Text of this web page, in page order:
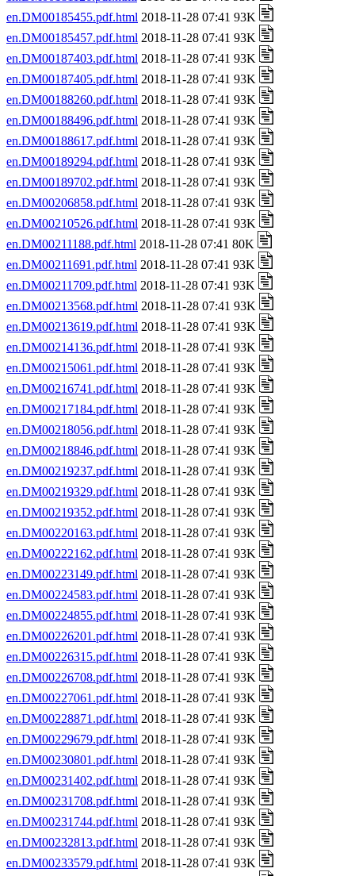
en.DM00185455.pdf.html 2018-11-28 07:41 93K
en.DM00185457.pdf.html 2018-11-28 07:41 93K
en.DM00187403.pdf.html 2018-11-28 07:41 93K
en.DM00187405.pdf.html 2018-11-28 07:41 93K
en.DM00188260.pdf.html 2018-11-28 07:41 93K
en.DM00188496.pdf.html 2018-11-28 07:41 93K
en.DM00188617.pdf.html 2018-11-28 07:41 93K
en.DM00189294.pdf.html 2018-11-28 07:41 93K
en.DM00189702.pdf.html 2018-11-28 07:41 93K
en.DM00206858.pdf.html 2018-11-28 07:41 93K
en.DM00210526.pdf.html 2018-11-28 07:41 93K
en.DM00211188.pdf.html 2018-11-28 07:41 80K
en.DM00211691.pdf.html 2018-11-28 07:41 93K
en.DM00211709.pdf.html 2018-11-28 07:41 93K
en.DM00213568.pdf.html 2018-11-28 07:41 93K
en.DM00213619.pdf.html 2018-11-28 07:41 93K
en.DM00214136.pdf.html 2018-11-28 07:41 93K
en.DM00215061.pdf.html 2018-11-28 07:41 93K
en.DM00216741.pdf.html 2018-11-28 07:41 93K
en.DM00217184.pdf.html 2018-11-28 07:41 93K
en.DM00218056.pdf.html 2018-11-28 07:41 93K
en.DM00218846.pdf.html 2018-11-28 07:41 93K
en.DM00219237.pdf.html 2018-11-28 07:41 93K
en.DM00219329.pdf.html 2018-11-28 07:41 93K
en.DM00219352.pdf.html 2018-11-28 07:41 93K
en.DM00220163.pdf.html 2018-11-28 07:41 93K
en.DM00222162.pdf.html 2018-11-28 07:41 93K
en.DM00223149.pdf.html 2018-11-28 07:41 93K
en.DM00224583.pdf.html 2018-11-28 07:41 93K
en.DM00224855.pdf.html 2018-11-28 07:41 93K
en.DM00226201.pdf.html 2018-11-28 07:41 93K
en.DM00226315.pdf.html 2018-11-28 07:41 93K
en.DM00226708.pdf.html 2018-11-28 07:41 93K
en.DM00227061.pdf.html 2018-11-28 07:41 93K
en.DM00228871.pdf.html 2018-11-28 07:41 93K
en.DM00229679.pdf.html 2018-11-28 07:41 93K
en.DM00230801.pdf.html 2018-11-28 07:41 93K
en.DM00231402.pdf.html 2018-11-28 07:41 93K
en.DM00231708.pdf.html 2018-11-28 07:41 93K
en.DM00231744.pdf.html 2018-11-28 07:41 93K
en.DM00232813.pdf.html 2018-11-28 07:41 93K
en.DM00233579.pdf.html 2018-11-28 07:41 93K